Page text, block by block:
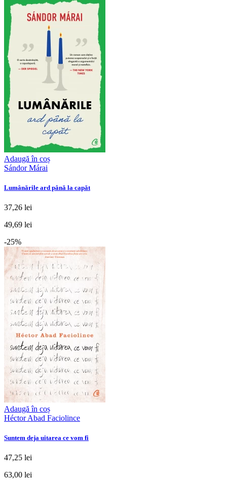
Adaugă în coș
Sándor Márai
Lumânările ard până la capăt
37,26 lei
49,69 lei
-25%
Adaugă în coș
Héctor Abad Faciolince
Suntem deja uitarea ce vom fi
47,25 lei
63,00 lei